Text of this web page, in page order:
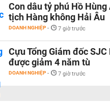
Con dâu tỷ phú Hồ
tịch Hàng không Hải Âu
DOANH NGHIỆP - 7 giờ trước
Cựu Tổng Giám đốc
được giảm 4 năm tù
DOANH NGHIỆP - 7 giờ trước